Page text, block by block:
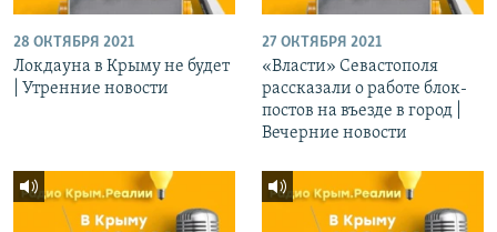
28 ОКТЯБРЯ 2021
Локдауна в Крыму не будет
| Утренние новости
27 ОКТЯБРЯ 2021
«Власти» Севастополя
рассказали о работе блок-
постов на въезде в город |
Вечерние новости